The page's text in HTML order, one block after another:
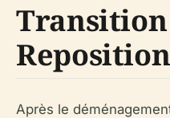
Après le